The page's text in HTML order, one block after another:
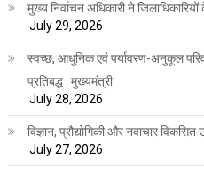
मुख्य निर्वाचन अधिकारी ने
July 29, 2026
स्वच्छ, आधुनिक एवं पर्यावरण-अनुकूल
प्रतिबद्ध : मुख्यमंत्री
July 28, 2026
विज्ञान, प्रौद्योगिकी और नवाचार
July 27, 2026